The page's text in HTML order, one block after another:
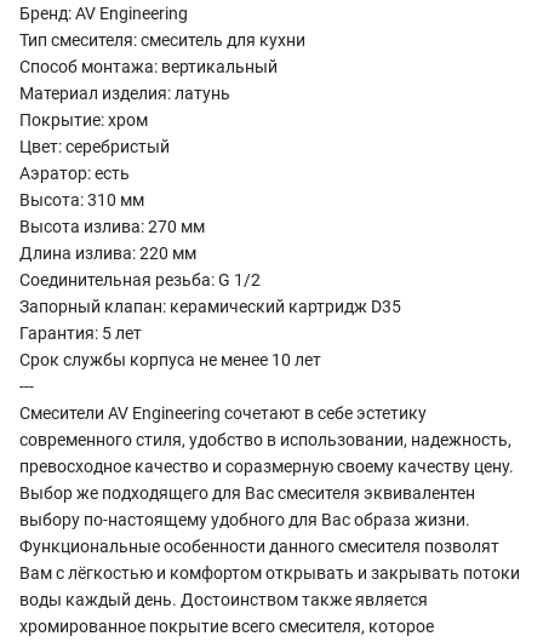
Бренд: AV Engineering
Тип смесителя: смеситель для кухни
Способ монтажа: вертикальный
Материал изделия: латунь
Покрытие: хром
Цвет: серебристый
Аэратор: есть
Высота: 310 мм
Высота излива: 270 мм
Длина излива: 220 мм
Соединительная резьба: G 1/2
Запорный клапан: керамический картридж D35
Гарантия: 5 лет
Срок службы корпуса не менее 10 лет
---
Смесители AV Engineering сочетают в себе эстетику
современного стиля, удобство в использовании, надежность,
превосходное качество и соразмерную своему качеству цену.
Выбор же подходящего для Вас смесителя эквивалентен
выбору по-настоящему удобного для Вас образа жизни.
Функциональные особенности данного смесителя позволят
Вам с лёгкостью и комфортом открывать и закрывать потоки
воды каждый день. Достоинством также является
хромированное покрытие всего смесителя, которое